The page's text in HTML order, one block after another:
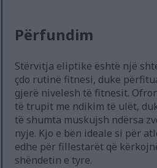
Përfundim
Stërvitja eliptike është një
çdo rutinë fitnesi, duke
gjerë nivelesh të fitnesit.
të trupit me ndikim të ulët,
të shumta muskujsh ndërsa
nyje. Kjo e bën ideale si për
edhe për fillestarët që
shëndetin e tyre.